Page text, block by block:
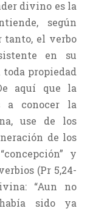
divino es la
según
tanto, el verbo
en su
propiedad
aquí que la
a conocer la
use de los
de los
y
(Pr 5,24-
“Aun no
sido ya